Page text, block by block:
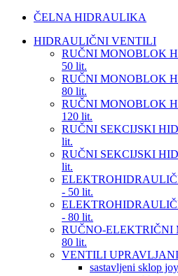
ČELNA HIDRAULIKA
HIDRAULIČNI VENTILI
RUČNI MONOBLOK
50 lit.
RUČNI MONOBLOK
80 lit.
RUČNI MONOBLOK
120 lit.
RUČNI SEKCIJSKI
lit.
RUČNI SEKCIJSKI
lit.
- 50 lit.
- 80 lit.
RUČNO-
80 lit.
VENTILI
sastavljeni sklop